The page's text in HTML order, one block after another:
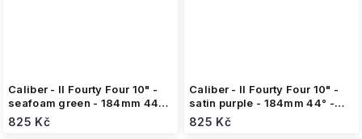
Caliber - II Fourty Four 10" -
seafoam green - 184mm 44° -
truck (1ks)
825 Kč
Caliber - II Fourty Four 10" -
satin purple - 184mm 44° -
truck (1ks)
825 Kč